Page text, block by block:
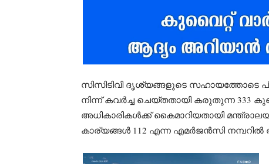
സിസിടിവി ദൃശ്യങ്ങളുടെ സഹായത്തോടെ
നിന്ന് കവർച്ച ചെയ്തതായി കരുതുന്ന 333
അധികാരികൾക്ക് കൈമാറിയതായി
കാര്യങ്ങൾ 112 എന്ന എമർജൻസി